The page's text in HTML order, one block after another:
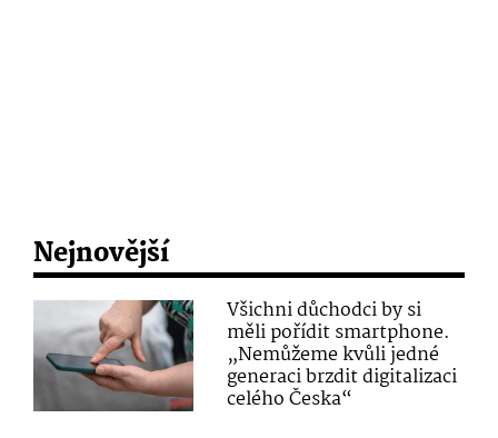
Nejnovější
Všichni důchodci by si
měli pořídit smartphone.
„Nemůžeme kvůli jedné
generaci brzdit digitalizaci
celého Česka“